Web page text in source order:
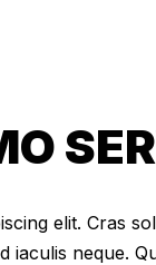
elit. Cras
iaculis neque.